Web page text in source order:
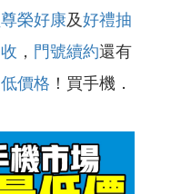
榮好康及好禮抽
， 門號續約還有
價格 ！買手機．